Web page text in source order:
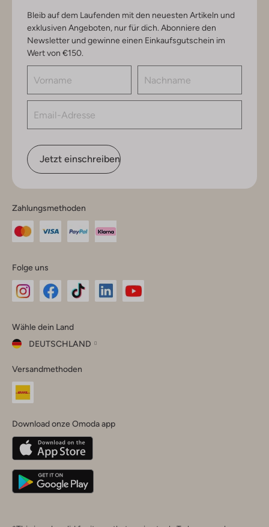
Bleib auf dem Laufenden mit den neuesten Artikeln und
exklusiven Angeboten, nur für dich. Abonniere den
Newsletter und gewinne einen Einkaufsgutschein im
Wert von €150.
Jetzt einschreiben
Zahlungsmethoden
Folge uns
Instagram
Facebook
TikTok
Wähle dein Land
DEUTSCHLAND
dein
Land
Belgique(Français)
Deutschland
Versandmethoden
Download onze Omoda app